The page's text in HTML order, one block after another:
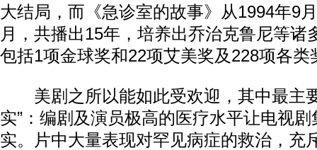
大结局，而《急诊室的故事》从1994年9
月，共播出15年，培养出乔治克鲁尼等诸
包括1项金球奖和22项艾美奖及228项各类
美剧之所以能如此受欢迎，其中最主
实”：编剧及演员极高的医疗水平让电视
实。片中大量表现对罕见病症的救治，充